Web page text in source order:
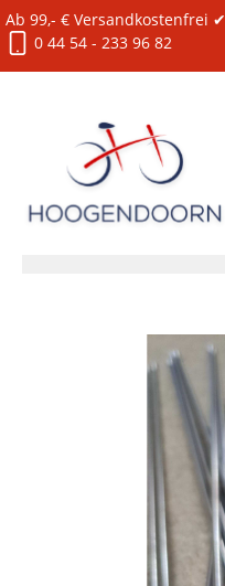
Ab 99,- € Versandkostenfrei ✔
0 44 54 - 233 96 82